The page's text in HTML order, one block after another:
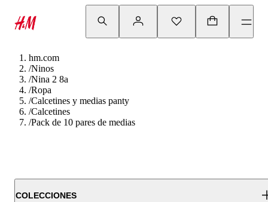
hm.com
/Ninos
/Nina 2 8a
/Ropa
/Calcetines y medias panty
/Calcetines
/Pack de 10 pares de medias
COLECCIONES